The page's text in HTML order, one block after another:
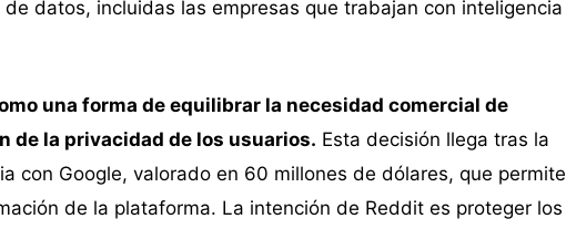
datos, incluidas las empresas que trabajan con inteligencia
una forma de equilibrar la necesidad comercial de
de la privacidad de los usuarios. Esta decisión llega tras la
con Google, valorado en 60 millones de dólares, que permite
de la plataforma. La intención de Reddit es proteger los